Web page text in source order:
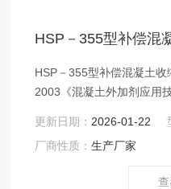
HSP－355型补偿混
HSP－355型补偿混凝土
2003《混凝土外加剂应用
仪器。用以确定混凝土膨
有操作简单，读数方便等
更新日期： 2026-01-22
厂商性质：生产厂家